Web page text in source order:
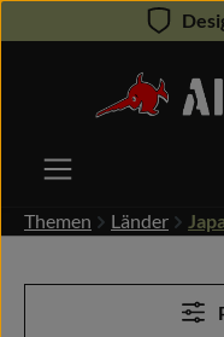
Zum Hauptinhalt springen
Themen Länder